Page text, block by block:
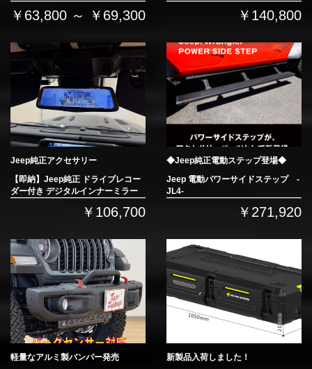
￥63,800 ～ ￥69,300 ￥140,800
Jeep純正アクセサリー
【即納】Jeep純正 ドライブレコー
ダー付き デジタルインナーミラー
￥106,700
◆Jeep純正電動ステップ登場◆
Jeep 電動パワーサイドステップ -
JL4-
￥271,920
軽量なアルミ製バンパー発売 新製品入荷しました！